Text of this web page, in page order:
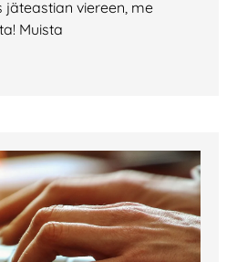
jäteastian viereen, me
Muista